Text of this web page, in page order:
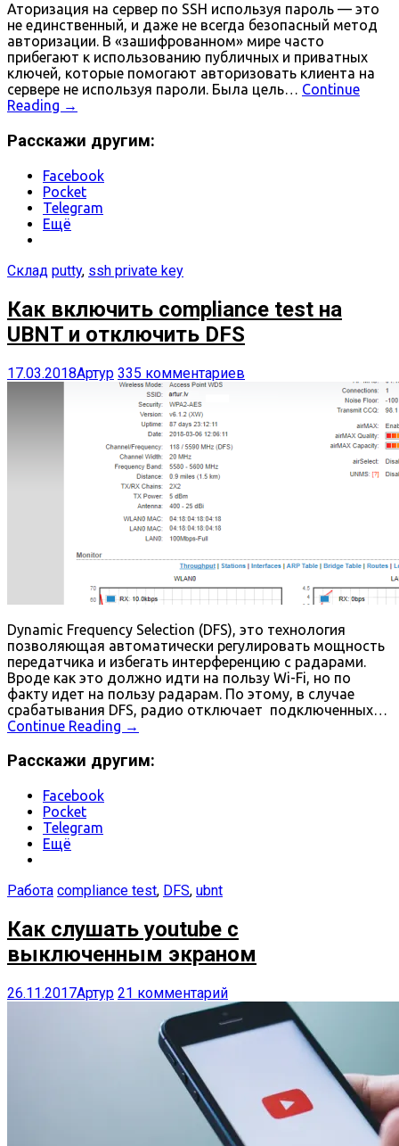
Аторизация на сервер по SSH используя пароль — это
не единственный, и даже не всегда безопасный метод
авторизации. В «зашифрованном» мире часто
прибегают к использованию публичных и приватных
ключей, которые помогают авторизовать клиента на
сервере не используя пароли. Была цель… Continue
Reading →
Расскажи другим:
Facebook
Pocket
Telegram
Ещё
Склад putty, ssh private key
Как включить compliance test на
UBNT и отключить DFS
17.03.2018Артур 335 комментариев
Dynamic Frequency Selection (DFS), это технология
позволяющая автоматически регулировать мощность
передатчика и избегать интерференцию с радарами.
Вроде как это должно идти на пользу Wi-Fi, но по
факту идет на пользу радарам. По этому, в случае
срабатывания DFS, радио отключает подключенных…
Continue Reading →
Расскажи другим:
Facebook
Pocket
Telegram
Ещё
Работа compliance test, DFS, ubnt
Как слушать youtube с
выключенным экраном
26.11.2017Артур 21 комментарий